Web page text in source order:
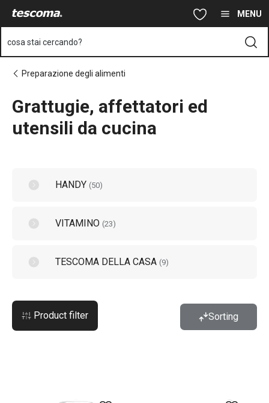
Vai al contenuto principale MENU
cosa stai cercando?
Preparazione degli alimenti
Grattugie, affettatori ed
utensili da cucina
HANDY (50)
VITAMINO (23)
TESCOMA DELLA CASA (9)
Product filter Sorting